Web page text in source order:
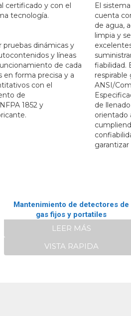
certificado y con el
tecnología.
pruebas dinámicas y
y líneas
de cada
forma precisa y a
con el
de
1852 y
El
cuenta
de agua,
limpia y
fiabilidad.
respirable
ANSI/
de
orientado
garantizar
Mantenimiento de detectores de
gas fijos y portatiles
LEER MÁS
VISTA RAPIDA